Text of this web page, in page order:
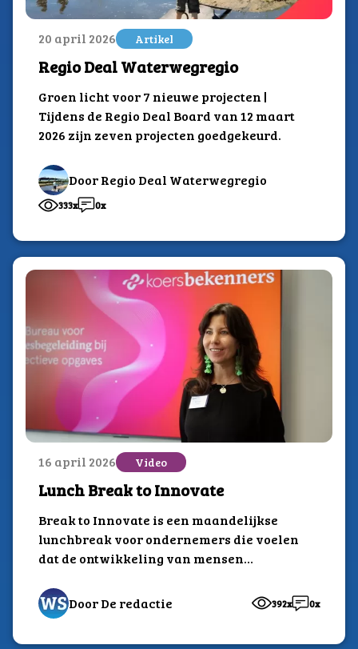
20 april 2026 Artikel
Regio Deal Waterwegregio
Groen licht voor 7 nieuwe projecten |
Tijdens de Regio Deal Board van 12 maart
2026 zijn zeven projecten goedgekeurd.
Door Regio Deal Waterwegregio
333x 0x
16 april 2026 Video
Lunch Break to Innovate
Break to Innovate is een maandelijkse
lunchbreak voor ondernemers die voelen
dat de ontwikkeling van mensen
Door De redactie
392x 0x